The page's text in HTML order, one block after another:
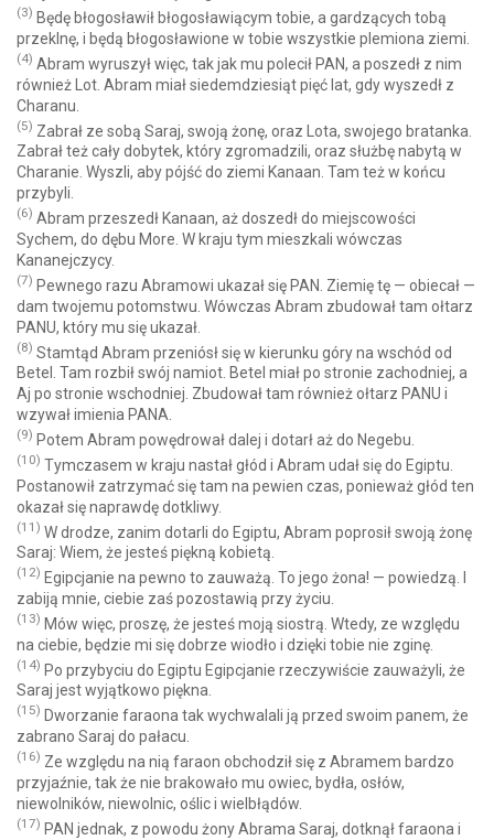
(3) Będę błogosławił błogosławiącym tobie, a gardzących tobą
przeklnę, i będą błogosławione w tobie wszystkie plemiona ziemi.
(4) Abram wyruszył więc, tak jak mu polecił PAN, a poszedł z nim
również Lot. Abram miał siedemdziesiąt pięć lat, gdy wyszedł z
Charanu.
(5) Zabrał ze sobą Saraj, swoją żonę, oraz Lota, swojego bratanka.
Zabrał też cały dobytek, który zgromadzili, oraz służbę nabytą w
Charanie. Wyszli, aby pójść do ziemi Kanaan. Tam też w końcu
przybyli.
(6) Abram przeszedł Kanaan, aż doszedł do miejscowości
Sychem, do dębu More. W kraju tym mieszkali wówczas
Kananejczycy.
(7) Pewnego razu Abramowi ukazał się PAN. Ziemię tę — obiecał —
dam twojemu potomstwu. Wówczas Abram zbudował tam ołtarz
PANU, który mu się ukazał.
(8) Stamtąd Abram przeniósł się w kierunku góry na wschód od
Betel. Tam rozbił swój namiot. Betel miał po stronie zachodniej, a
Aj po stronie wschodniej. Zbudował tam również ołtarz PANU i
wzywał imienia PANA.
(9) Potem Abram powędrował dalej i dotarł aż do Negebu.
(10) Tymczasem w kraju nastał głód i Abram udał się do Egiptu.
Postanowił zatrzymać się tam na pewien czas, ponieważ głód ten
okazał się naprawdę dotkliwy.
(11) W drodze, zanim dotarli do Egiptu, Abram poprosił swoją żonę
Saraj: Wiem, że jesteś piękną kobietą.
(12) Egipcjanie na pewno to zauważą. To jego żona! — powiedzą. I
zabiją mnie, ciebie zaś pozostawią przy życiu.
(13) Mów więc, proszę, że jesteś moją siostrą. Wtedy, ze względu
na ciebie, będzie mi się dobrze wiodło i dzięki tobie nie zginę.
(14) Po przybyciu do Egiptu Egipcjanie rzeczywiście zauważyli, że
Saraj jest wyjątkowo piękna.
(15) Dworzanie faraona tak wychwalali ją przed swoim panem, że
zabrano Saraj do pałacu.
(16) Ze względu na nią faraon obchodził się z Abramem bardzo
przyjaźnie, tak że nie brakowało mu owiec, bydła, osłów,
niewolników, niewolnic, oślic i wielbłądów.
(17) PAN jednak, z powodu żony Abrama Saraj, dotknął faraona i